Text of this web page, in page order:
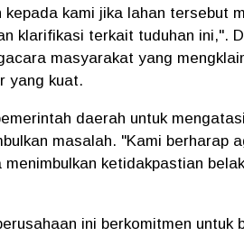
kami jika lahan tersebut
klarifikasi terkait tuduhan ini,".
masyarakat yang
yang kuat.
daerah untuk
masalah. "Kami berharap
ketidakpastian
ini berkomitmen untuk